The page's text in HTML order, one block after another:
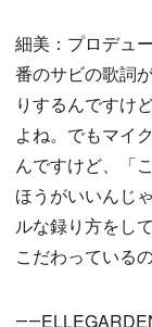
細美：プロデュ
番のサビの歌詞
りするんですけ
よね。でもマイ
んですけど、「
ほうがいいんじ
ルな録り方をし
こだわっている